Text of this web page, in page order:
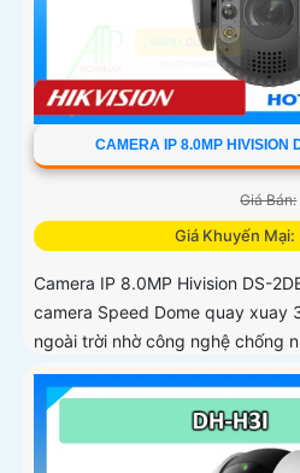
CAMERA IP 8.0MP HIVISION
Giá Bán:
Giá Khuyến Mại:
Camera IP 8.0MP Hivision DS-
camera Speed Dome quay xuay
ngoài trời nhờ công nghệ chống